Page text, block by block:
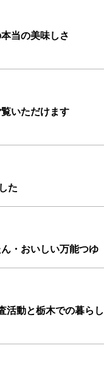
当の美味しさ
いただけます
た
・おいしい万能つゆ
動と栃木での暮らし